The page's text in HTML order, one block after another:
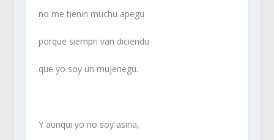
no me tienin muchu apegu
porque siempri van diciendu
que yo soy un mujeriegu.
Y aunqui yo no soy asina,